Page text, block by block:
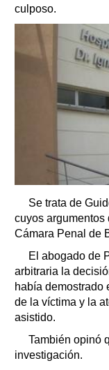
culposo.
Se trata de
cuyos argumentos
Cámara Penal de
El abogado de
arbitraria la
había demostrado
de la víctima y la
asistido.
También opinó
investigación.